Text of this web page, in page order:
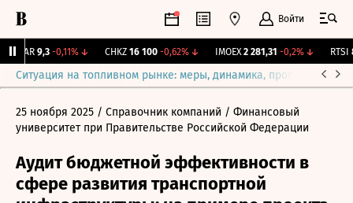
Войти
UTAR 9,3 -0,11% ↓ CHKZ 16 100 -0,62%↓ IMOEX 2 281,31 -0,2%↓ RTSI
Ситуация на топливном рынке: меры, динамика, прогнозы
25 ноября 2025 / Справочник компаний / Финансовый
университет при Правительстве Российской Федерации
Аудит бюджетной эффективности в
сфере развития транспортной